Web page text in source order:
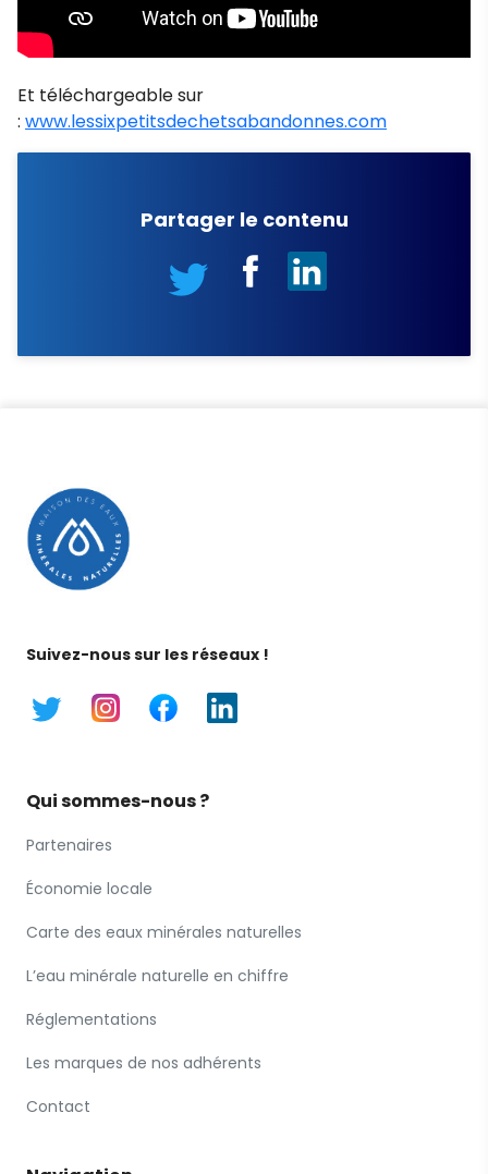
Et téléchargeable sur
: www.lessixpetitsdechetsabandonnes.com
Partager le contenu
Suivez-nous sur les réseaux !
Qui sommes-nous ?
Partenaires
Économie locale
Carte des eaux minérales naturelles
L’eau minérale naturelle en chiffre
Réglementations
Les marques de nos adhérents
Contact